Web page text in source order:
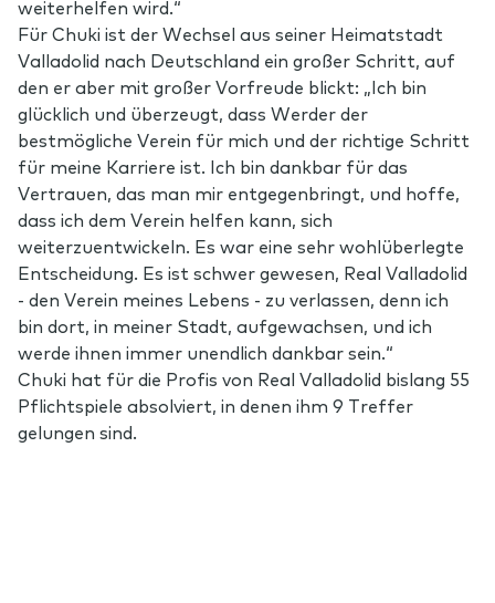
weiterhelfen wird.“
Für Chuki ist der Wechsel aus seiner Heimatstadt
Valladolid nach Deutschland ein großer Schritt, auf
den er aber mit großer Vorfreude blickt: „Ich bin
glücklich und überzeugt, dass Werder der
bestmögliche Verein für mich und der richtige Schritt
für meine Karriere ist. Ich bin dankbar für das
Vertrauen, das man mir entgegenbringt, und hoffe,
dass ich dem Verein helfen kann, sich
weiterzuentwickeln. Es war eine sehr wohlüberlegte
Entscheidung. Es ist schwer gewesen, Real Valladolid
- den Verein meines Lebens - zu verlassen, denn ich
bin dort, in meiner Stadt, aufgewachsen, und ich
werde ihnen immer unendlich dankbar sein.“
Chuki hat für die Profis von Real Valladolid bislang 55
Pflichtspiele absolviert, in denen ihm 9 Treffer
gelungen sind.